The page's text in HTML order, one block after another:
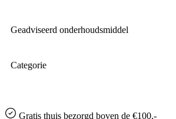
Geadviseerd onderhoudsmiddel
Categorie
Gratis thuis bezorgd boven de €100,-